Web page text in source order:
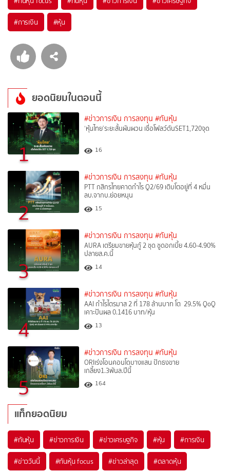
#การเงิน #หุ้น
ยอดนิยมในตอนนี้
1
#ข่าวการเงิน การลงทุน #ทันหุ้น
‘หุ้นไทย’ระยะสั้นผันผวน เชื่อโฟลว์ดันSET1,720จุด
16
2
#ข่าวการเงิน การลงทุน #ทันหุ้น
PTT กสิกรไทยคาดกำไร Q2/69 เติบโตอยู่ที่ 4 หมื่น
ลบ.จากบ.ย่อยหนุน
15
3
#ข่าวการเงิน การลงทุน #ทันหุ้น
AURA เตรียมขายหุ้นกู้ 2 ชุด ชูดอกเบี้ย 4.60-4.90%
ปลายส.ค.นี้
14
4
#ข่าวการเงิน การลงทุน #ทันหุ้น
AAI กำไรไตรมาส 2 ที่ 178 ล้านบาท โต 29.5% QoQ
เคาะปันผล 0.1416 บาท/หุ้น
13
5
#ข่าวการเงิน การลงทุน #ทันหุ้น
ORIเร่งโอนคอนโดบางแสน ปักธงขาย
เกลี้ยง1.3พันล.ปีนี้
164
แท็กยอดนิยม
#ทันหุ้น #ข่าวการเงิน #ข่าวเศรษฐกิจ #หุ้น #การเงิน
#ข่าววันนี้ #ทันหุ้น focus #ข่าวล่าสุด #ตลาดหุ้น